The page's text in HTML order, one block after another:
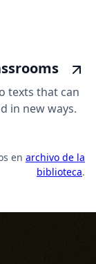
texts that can
in new ways.
en archivo de la
biblioteca.